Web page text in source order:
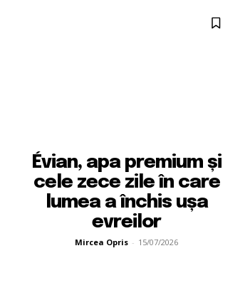
Évian, apa premium și
cele zece zile în care
lumea a închis ușa
evreilor
Mircea Opris - 15/07/2026